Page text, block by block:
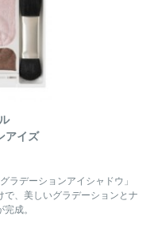
アイズ
ラデーションアイシャドウ」
、美しいグラデーションとナ
成。